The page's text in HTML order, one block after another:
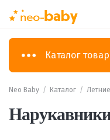
Каталог
Neo Baby / Каталог /